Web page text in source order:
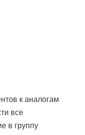
к аналогам
все
в группу